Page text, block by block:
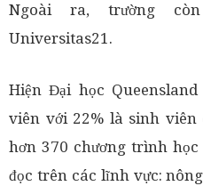
Ngoài ra, trường
Universitas21.
Hiện Đại học
viên với 22% là sinh viên
hơn 370 chương trình
đọc trên các lĩnh vực: